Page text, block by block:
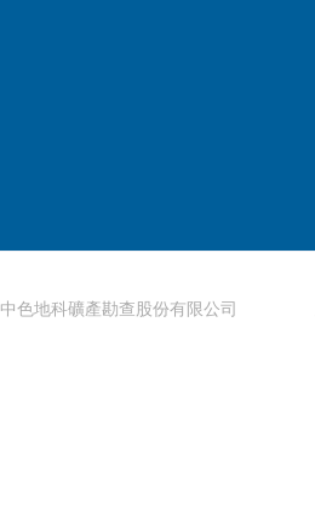
中色地科礦產勘查股份有限公司